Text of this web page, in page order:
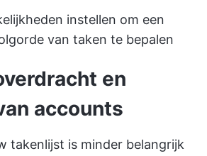
instellen om een
van taken te bepalen
en
accounts
takenlijst is minder belangrijk